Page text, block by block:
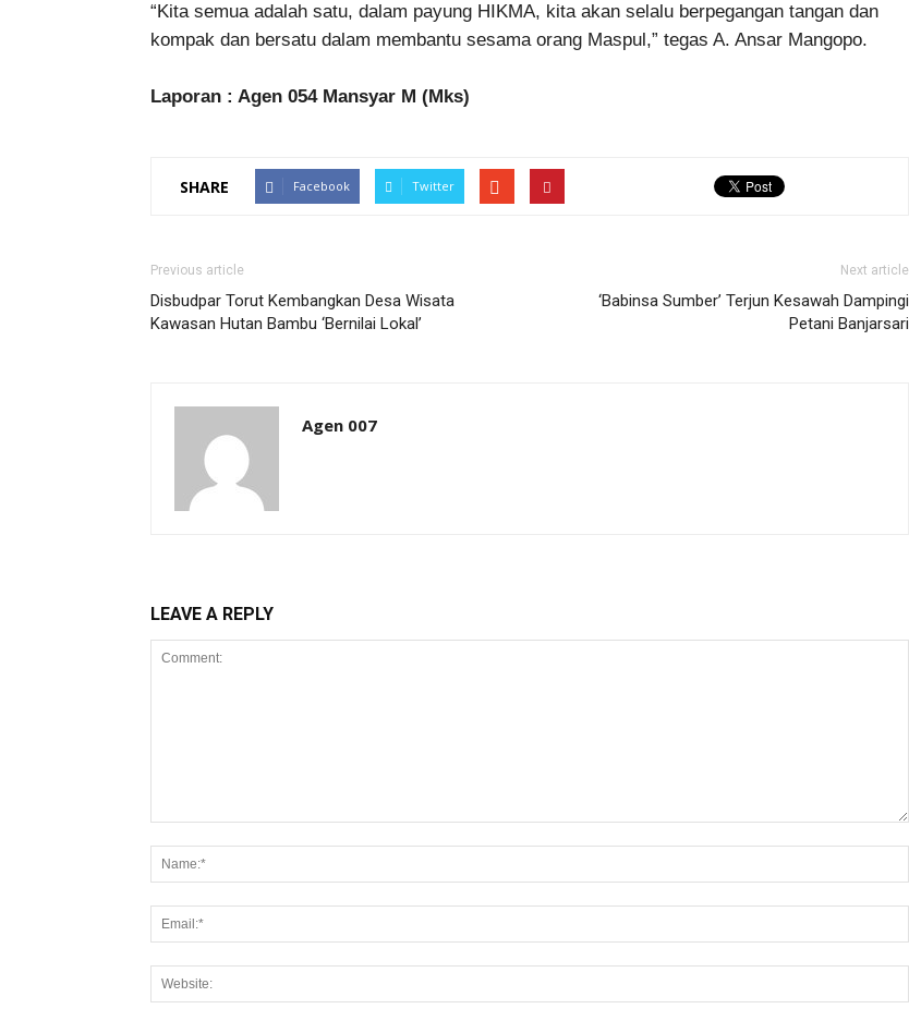
“Kita semua adalah satu, dalam payung HIKMA, kita akan selalu berpegangan tangan dan
kompak dan bersatu dalam membantu sesama orang Maspul,” tegas A. Ansar Mangopo.
Laporan : Agen 054 Mansyar M (Mks)
SHARE Facebook Twitter
Previous article
Disbudpar Torut Kembangkan Desa Wisata
Kawasan Hutan Bambu ‘Bernilai Lokal’
Next article
‘Babinsa Sumber’ Terjun Kesawah Dampingi
Petani Banjarsari
Agen 007
LEAVE A REPLY